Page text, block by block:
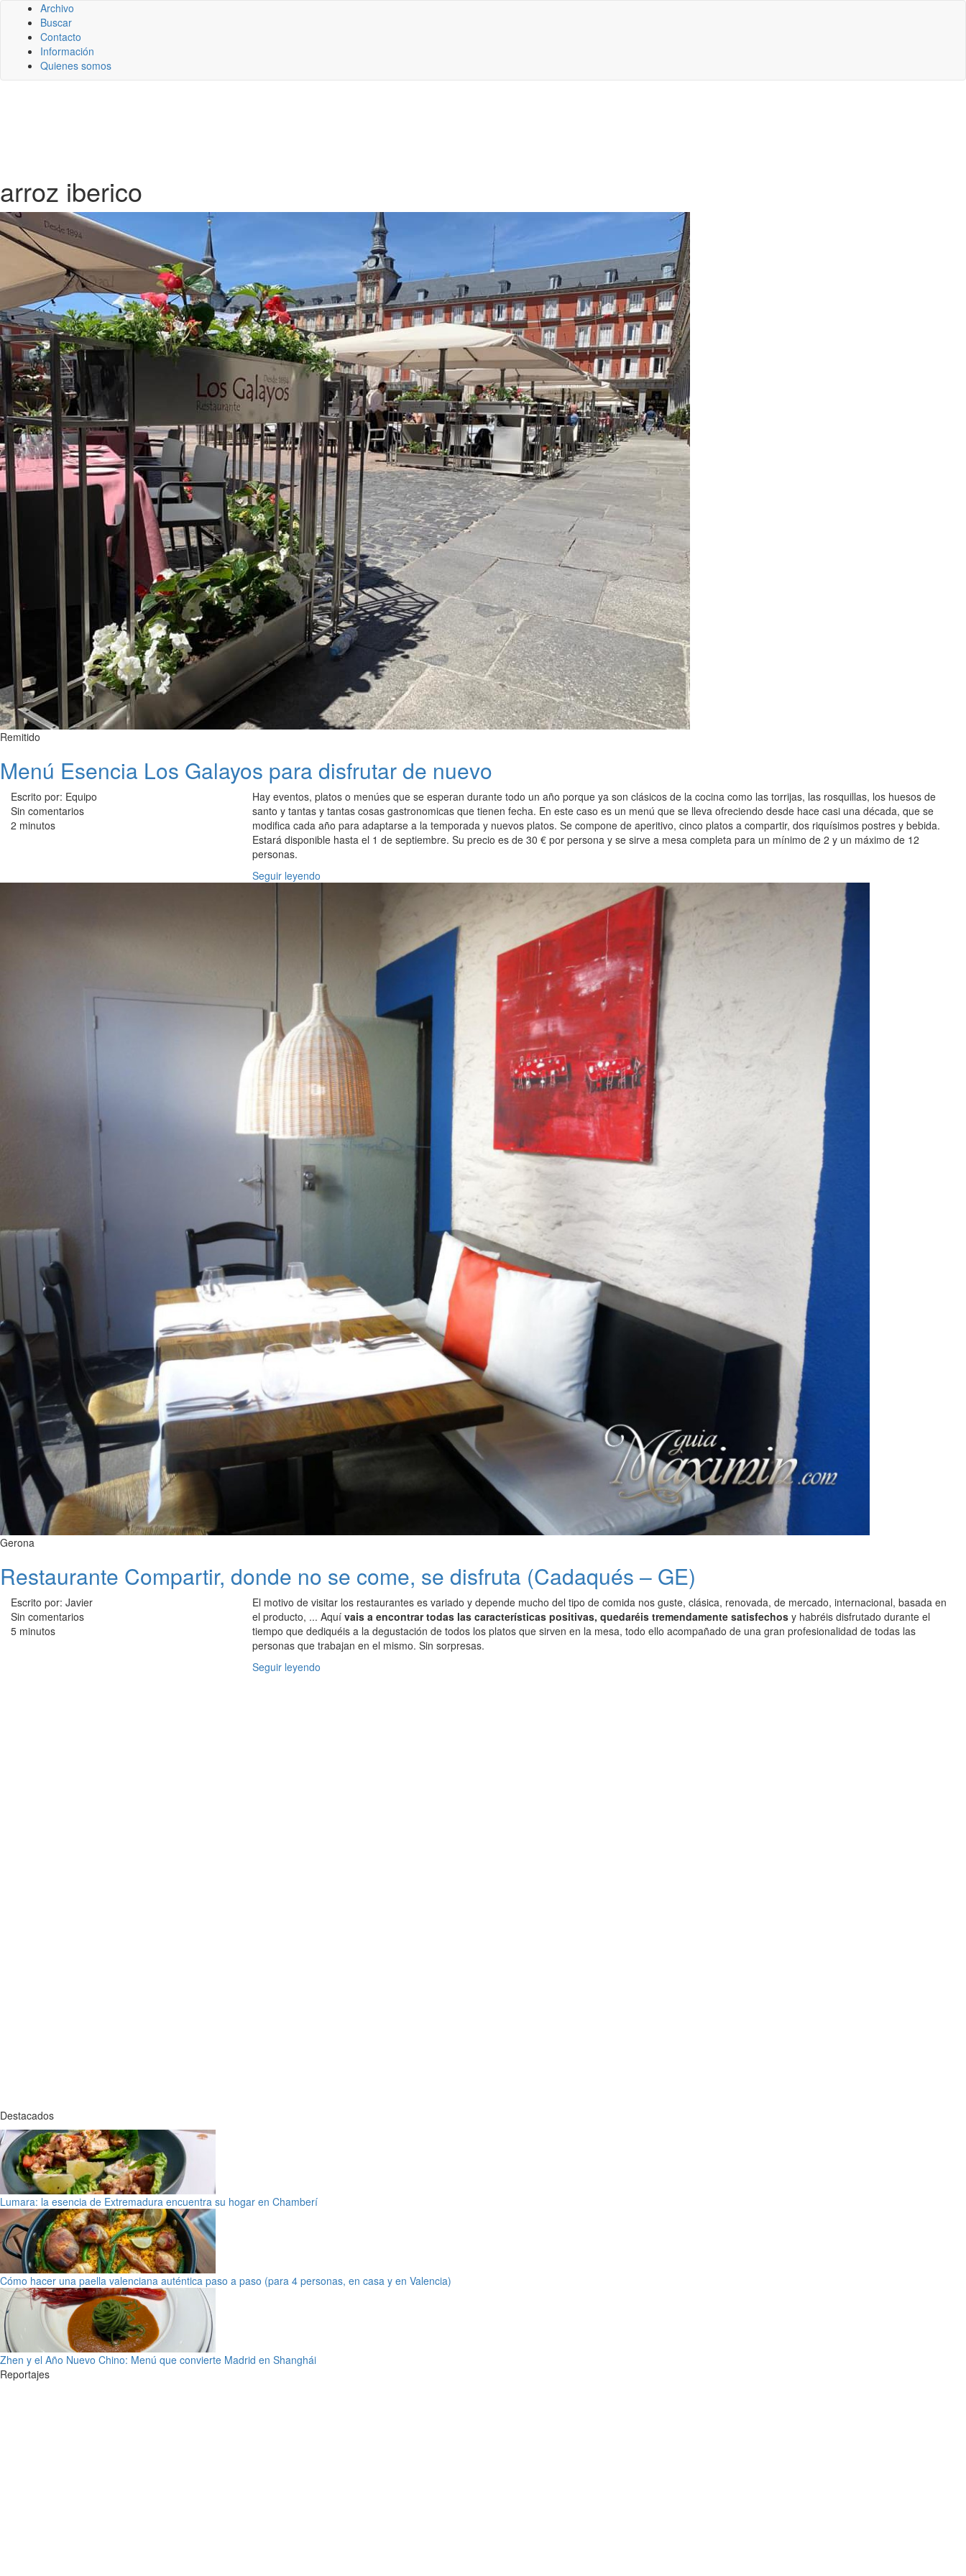
Archivo
Buscar
Contacto
Información
Quienes somos
arroz iberico
Remitido
Menú Esencia Los Galayos para disfrutar de nuevo
Escrito por: Equipo
Sin comentarios
2 minutos
Hay eventos, platos o menúes que se esperan durante todo un año porque ya son clásicos de la cocina como las torrijas, las rosquillas, los huesos de
santo y tantas y tantas cosas gastronomicas que tienen fecha. En este caso es un menú que se lleva ofreciendo desde hace casi una década, que se
modifica cada año para adaptarse a la temporada y nuevos platos. Se compone de aperitivo, cinco platos a compartir, dos riquísimos postres y bebida.
Estará disponible hasta el 1 de septiembre. Su precio es de 30 € por persona y se sirve a mesa completa para un mínimo de 2 y un máximo de 12
personas.
Seguir leyendo
Gerona
Restaurante Compartir, donde no se come, se disfruta (Cadaqués – GE)
Escrito por: Javier
Sin comentarios
5 minutos
El motivo de visitar los restaurantes es variado y depende mucho del tipo de comida nos guste, clásica, renovada, de mercado, internacional, basada en
el producto, ... Aquí vais a encontrar todas las características positivas, quedaréis tremendamente satisfechos y habréis disfrutado durante el
tiempo que dediquéis a la degustación de todos los platos que sirven en la mesa, todo ello acompañado de una gran profesionalidad de todas las
personas que trabajan en el mismo. Sin sorpresas.
Seguir leyendo
Destacados
Lumara: la esencia de Extremadura encuentra su hogar en Chamberí
Cómo hacer una paella valenciana auténtica paso a paso (para 4 personas, en casa y en Valencia)
Zhen y el Año Nuevo Chino: Menú que convierte Madrid en Shanghái
Reportajes